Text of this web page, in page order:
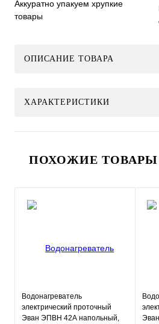
Аккуратно упакуем хрупкие
товары
ОПИСАНИЕ ТОВАРА
ХАРАКТЕРИСТИКИ
ПОХОЖИЕ ТОВАРЫ
Водонагреватель
электрический проточный
Эван ЭПВН 42А напольный,